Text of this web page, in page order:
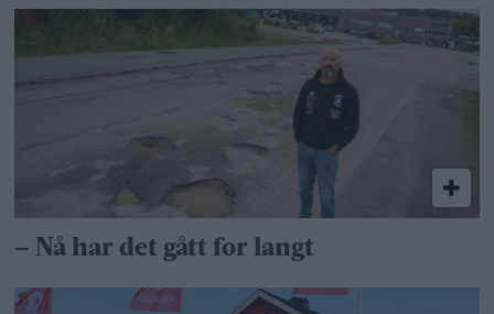
– Nå har det gått for langt